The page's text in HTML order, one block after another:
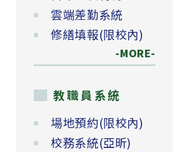
雲端差勤系統
修繕填報(限校內)
-MORE-
教職員系統
場地預約(限校內)
校務系統(亞昕)